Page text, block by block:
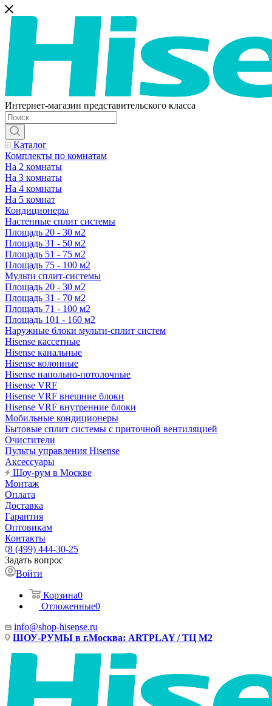
Интернет-магазин представительского класса
Каталог
Комплекты по комнатам
На 2 комнаты
На 3 комнаты
На 4 комнаты
На 5 комнат
Кондиционеры
Настенные сплит системы
Площадь 20 - 30 м2
Площадь 31 - 50 м2
Площадь 51 - 75 м2
Площадь 75 - 100 м2
Мульти сплит-системы
Площадь 20 - 30 м2
Площадь 31 - 70 м2
Площадь 71 - 100 м2
Площадь 101 - 160 м2
Наружные блоки мульти-сплит систем
Hisense кассетные
Hisense канальные
Hisense колонные
Hisense напольно-потолочные
Hisense VRF
Hisense VRF внешние блоки
Hisense VRF внутренние блоки
Мобильные кондиционеры
Бытовые сплит системы с приточной вентиляцией
Очистители
Пульты управления Hisense
Аксессуары
Шоу-рум в Москве
Монтаж
Оплата
Доставка
Гарантия
Оптовикам
Контакты
8 (499) 444-30-25
Задать вопрос
Войти
Корзина0
Отложенные0
info@shop-hisense.ru
ШОУ-РУМЫ в г.Москва: ARTPLAY / ТЦ М2